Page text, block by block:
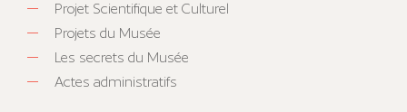
Projet Scientifique et Culturel
Projets du Musée
Les secrets du Musée
Actes administratifs